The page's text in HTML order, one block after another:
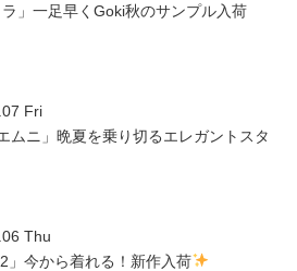
ラ」一足早くGoki秋のサンプル入荷
Fri
ムニ」晩夏を乗り切るエレガントスタ
Thu
」今から着れる！新作入荷